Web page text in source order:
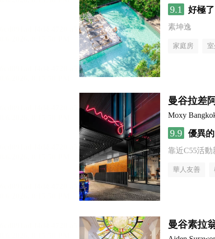
9.1 好極了
素坤逸
家庭房
曼谷拉差
Moxy
9.9 優異的
靠近C55活動
華人友善
曼谷素拉